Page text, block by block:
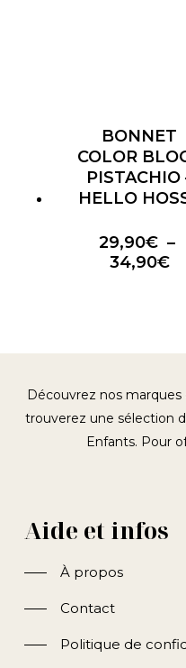
BONNET
COLOR
PISTACHIO
HELLO
29,90€ –
34,90€
Découvrez nos marques
trouverez une sélection
Enfants. Pour
Aide et infos
À propos
Contact
Politique de